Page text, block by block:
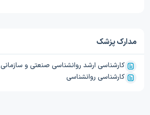
مدارک پزشک
کارشناسی ارشد روانشناسی صنعتی و سازمانی
کارشناسی روانشناسی